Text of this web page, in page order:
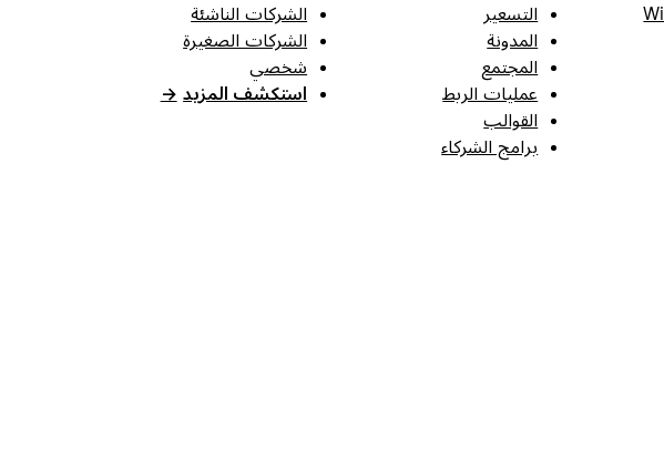
التسعير
المدونة
المجتمع
عمليات الربط
القوالب
برامج الشركاء
الشركات الناشئة
الشركات الصغيرة
شخصي
استكشف المزيد →